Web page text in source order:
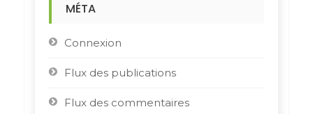
MÉTA
Connexion
Flux des publications
Flux des commentaires